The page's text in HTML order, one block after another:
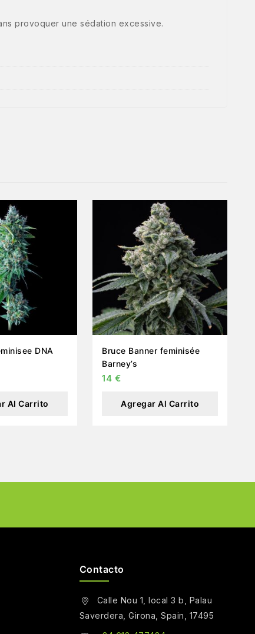
provoquer une sédation excessive.
DNA
Al Carrito
Bruce Banner feminisée
Barney’s
14 €
Agregar Al Carrito
Contacto
Calle Nou 1, local 3 b, Palau
Saverdera, Girona, Spain, 17495